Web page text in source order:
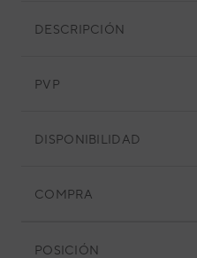
DESCRIPCIÓN
PVP
DISPONIBILIDAD
COMPRA
POSICIÓN